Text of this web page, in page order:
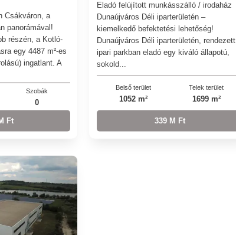
Csákváron, a
panorámával!
részén, a Kotló-
egy 4487 m²-es
ingatlant. A
Szobák
0
Ft
Eladó felújított munkásszálló / irodaház
Dunaújváros Déli iparterületén –
kiemelkedő befektetési lehetőség!
Dunaújváros Déli iparterületén, rendezett
ipari parkban eladó egy kiváló állapotú,
sokold...
Belső terület
1052 m²
Telek terület
1699 m²
339 M Ft